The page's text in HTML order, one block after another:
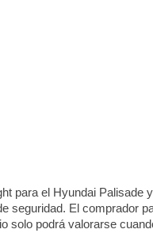
para el Hyundai Palisade
seguridad. El comprador
solo podrá valorarse